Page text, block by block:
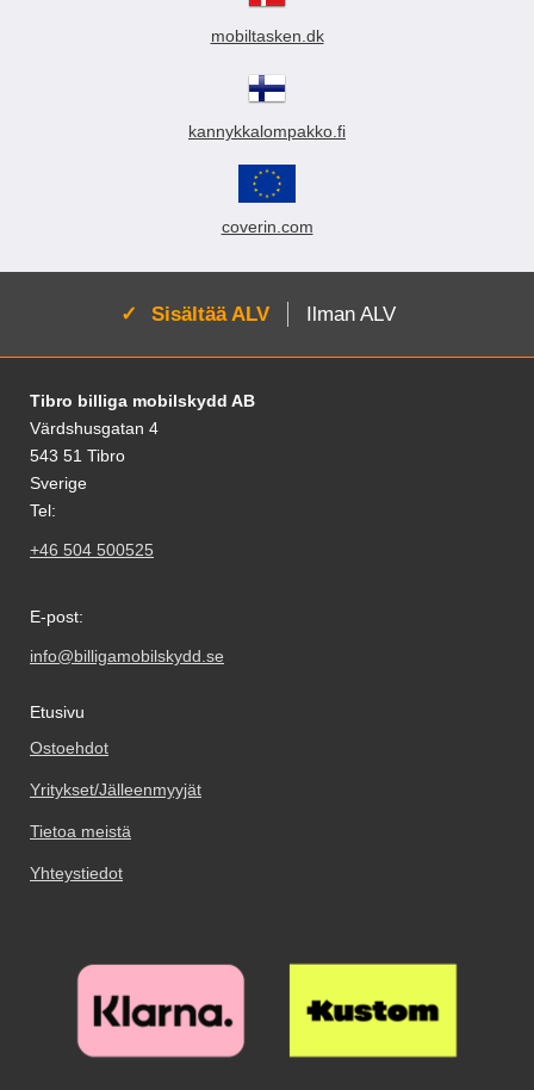
mobiltasken.dk
kannykkalompakko.fi
coverin.com
Aktivoi:
Sisältää ALV Ilman ALV
Alatunnisteen sisältö Sekalaista tietoa ja
Tibro billiga mobilskydd AB
Värdshusgatan 4
543 51 Tibro
Sverige
Tel:
+46 504 500525
E-post:
info@billigamobilskydd.se
Etusivu
Ostoehdot
Yritykset/Jälleenmyyjät
Tietoa meistä
Yhteystiedot